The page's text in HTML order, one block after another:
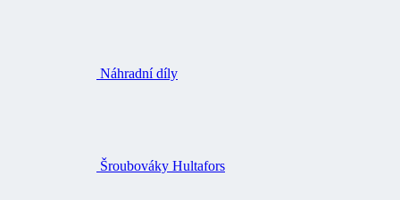
Náhradní díly
Šroubováky Hultafors